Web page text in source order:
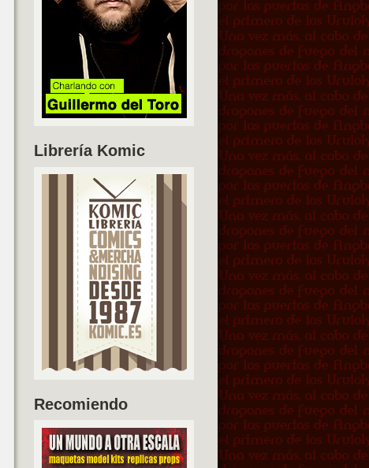
Librería Komic
Recomiendo